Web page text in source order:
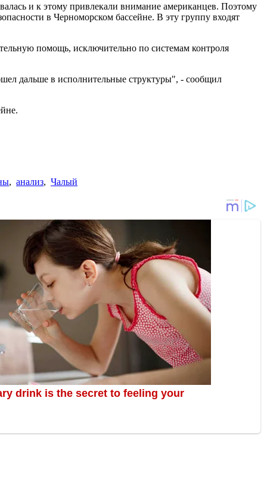
и к этому привлекали внимание американцев. Поэтому
в Черноморском бассейне. В эту группу входят
помощь, исключительно по системам контроля
дальше в исполнительные структуры", - сообщил
, анализ, Чалый